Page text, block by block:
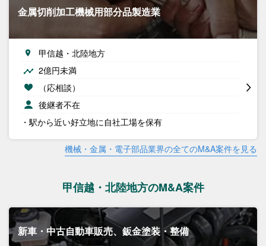
金属切削加工機械用部分品製造業
甲信越・北陸地方
2億円未満
（応相談）
後継者不在
・駅から近い好立地に自社工場を保有
機械・金属・電子部品業界の全てのM&A案件を見る
甲信越・北陸地方のM&A案件
新車・中古自動車販売、鈑金塗装・整備